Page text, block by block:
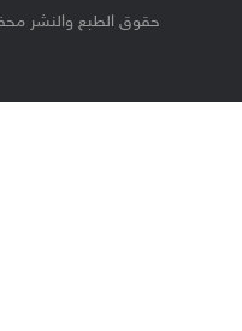
حقوق الطبع والنشر